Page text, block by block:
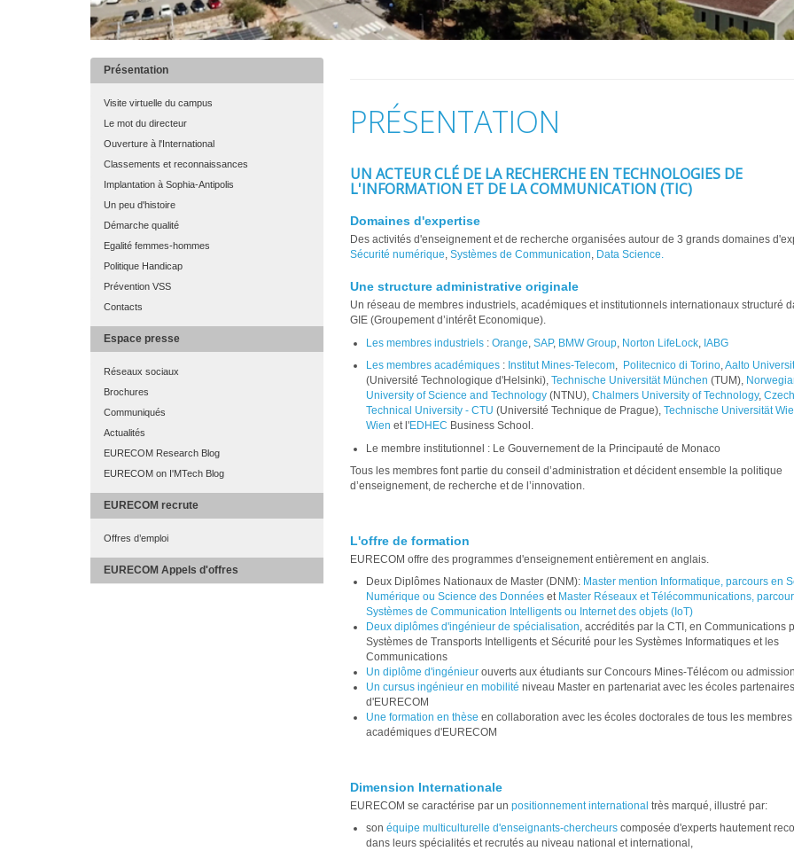
MAIN
MENU
FINAL
Présentation
Visite virtuelle du campus
Le mot du directeur
Ouverture à l'International
Classements et reconnaissances
Implantation à Sophia-Antipolis
Un peu d'histoire
Démarche qualité
Egalité femmes-hommes
Politique Handicap
Prévention VSS
Contacts
Espace presse
Réseaux sociaux
Brochures
Communiqués
Actualités
EURECOM Research Blog
EURECOM on I'MTech Blog
EURECOM recrute
Offres d’emploi
EURECOM Appels d'offres
PRÉSENTATION
UN ACTEUR CLÉ DE LA RECHERCHE EN TECHNOLOGIES DE
L'INFORMATION ET DE LA COMMUNICATION (TIC)
Domaines d'expertise
Des activités d'enseignement et de recherche organisées autour de 3 grands domaines
Sécurité numérique, Systèmes de Communication, Data Science.
Une structure administrative originale
Un réseau de membres industriels, académiques et institutionnels internationaux structuré
GIE (Groupement d’intérêt Economique).
Les membres industriels : Orange, SAP, BMW Group, Norton LifeLock, IABG
Les membres académiques : Institut Mines-Telecom, Politecnico di Torino,Aalto
(Université Technologique d'Helsinki), Technische Universität München (TUM),
University of Science and Technology(NTNU), Chalmers University of Technology, Czech
Technical University - CTU (Université Technique de Prague), Technische Universität
Wien et l'EDHEC Business School.
Le membre institutionnel : Le Gouvernement de la Principauté de Monaco
Tous les membres font partie du conseil d’administration et décident ensemble la politique
d’enseignement, de recherche et de l’innovation.
L'offre de formation
EURECOM offre des programmes d'enseignement entièrement en anglais.
Deux Diplômes Nationaux de Master (DNM): Master mention Informatique, parcours en
Numérique ou Science des Donnéeset Master Réseaux et Télécommunications,
Systèmes de Communication Intelligents ou Internet des objets (IoT)
Deux diplômes d'ingénieur de spécialisation, accrédités par la CTI, en Communications
Systèmes de Transports Intelligents et Sécurité pour les Systèmes Informatiques et les
Communications
Un diplôme d'ingénieurouverts aux étudiants sur Concours Mines-Télécom ou
Un cursus ingénieur en mobilité niveau Master en partenariat avec les écoles partenaires
d'EURECOM
Une formation en thèse en collaboration avec les écoles doctorales de tous les membres
académiques d'EURECOM
Dimension Internationale
EURECOM se caractérise par un positionnement international très marqué, illustré par:
son équipe multiculturelle d'enseignants-chercheurscomposée d'experts hautement
dans leurs spécialités et recrutés au niveau national et international,